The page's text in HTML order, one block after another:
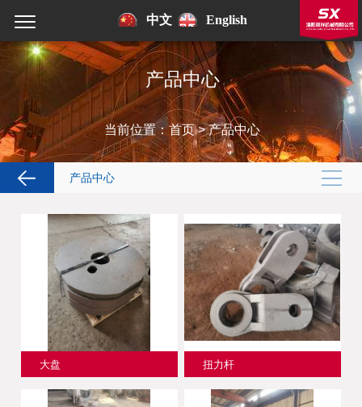
中文 English
产品中心
当前位置：首页>产品中心
产品中心
大盘 扭力杆